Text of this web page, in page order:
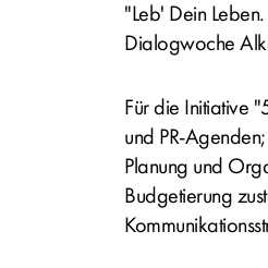
"Leb' Dein
Dialogwoche
Für die Initiative
und PR-
Planung und
Budgetierung